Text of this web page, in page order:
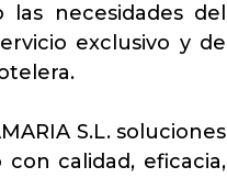
necesidades del
exclusivo y de
S.L. soluciones
calidad, eficacia,